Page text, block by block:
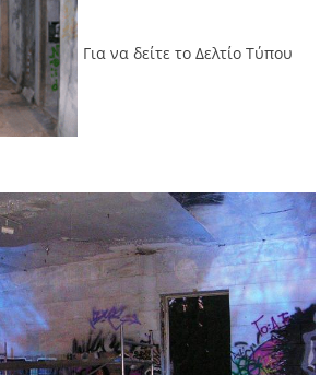
Για να δείτε το Δελτίο Τύπου